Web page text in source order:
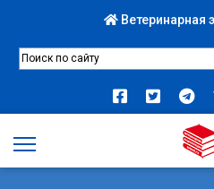
Ветеринарная